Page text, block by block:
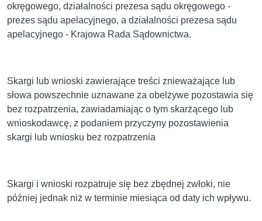
okręgowego, działalności prezesa sądu okręgowego -
prezes sądu apelacyjnego, a działalności prezesa sądu
apelacyjnego - Krajowa Rada Sądownictwa.
Skargi lub wnioski zawierające treści znieważające lub
słowa powszechnie uznawane za obelżywe pozostawia się
bez rozpatrzenia, zawiadamiając o tym skarżącego lub
wnioskodawcę, z podaniem przyczyny pozostawienia
skargi lub wniosku bez rozpatrzenia
Skargi i wnioski rozpatruje się bez zbędnej zwłoki, nie
później jednak niż w terminie miesiąca od daty ich wpływu.